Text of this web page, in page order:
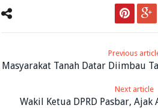
Previous
Masyarakat Tanah Datar Diimbau
Next article
Wakil Ketua DPRD Pasbar, Ajak